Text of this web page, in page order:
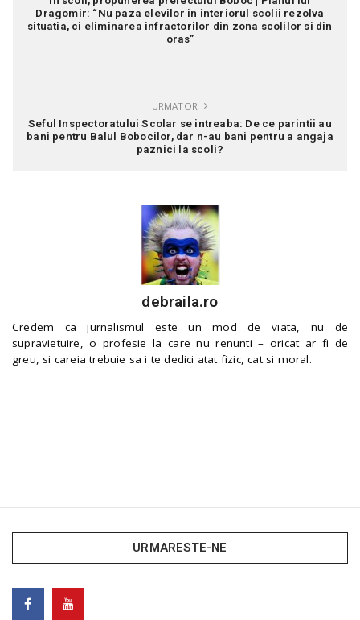
Dragomir: “Nu paza elevilor in interiorul scolii rezolva
situatia, ci eliminarea infractorilor din zona scolilor si din
oras”
URMATOR
Seful Inspectoratului Scolar se intreaba: De ce parintii au
bani pentru Balul Bobocilor, dar n-au bani pentru a angaja
paznici la scoli?
debraila.ro
Credem ca jurnalismul este un mod de viata, nu de
supravietuire, o profesie la care nu renunti – oricat ar fi de
greu, si careia trebuie sa i te dedici atat fizic, cat si moral.
URMARESTE-NE